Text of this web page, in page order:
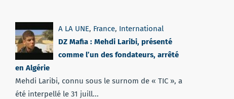
A LA UNE, France, International
DZ Mafia : Mehdi Laribi, présenté
comme l’un des fondateurs, arrêté
en Algérie
Mehdi Laribi, connu sous le surnom de « TIC », a
été interpellé le 31 juill...